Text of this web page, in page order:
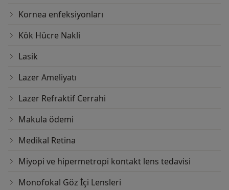
Kornea enfeksiyonları
Kök Hücre Nakli
Lasik
Lazer Ameliyatı
Lazer Refraktif Cerrahi
Makula ödemi
Medikal Retina
Miyopi ve hipermetropi kontakt lens tedavisi
Monofokal Göz İçi Lensleri